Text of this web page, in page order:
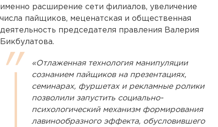
именно расширение сети филиалов, увеличение
числа пайщиков, меценатская и общественная
деятельность председателя правления Валерия
Бикбулатова.
«Отлаженная технология манипуляции
сознанием пайщиков на презентациях,
семинарах, фуршетах и рекламные ролики
позволили запустить социально-
психологический механизм формирования
лавинообразного эффекта, обусловившего